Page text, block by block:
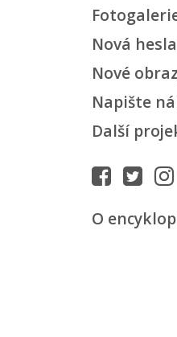
Nová hesla
Nové
Napište
Další
O